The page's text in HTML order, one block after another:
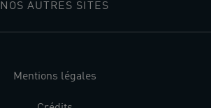
NOS AUTRES SITES
Mentions légales